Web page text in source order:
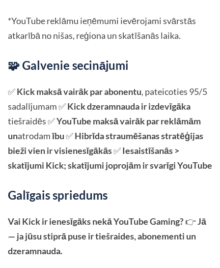
*YouTube reklāmu ieņēmumi ievērojami svārstās
atkarībā no nišas, reģiona un skatīšanās laika.
🧩 Galvenie secinājumi
✅Kick maksā vairāk par abonentu, pateicoties 95/5
sadalījumam ✅Kick dzeramnauda ir izdevīgāka
tiešraidēs ✅YouTube maksā vairāk par reklāmām
unatrodamību✅Hibrīda straumēšanas stratēģijas
bieži vien ir visienesīgākās✅Iesaistīšanās >
skatījumi Kick; skatījumi joprojām ir svarīgi YouTube
Galīgais spriedums
Vai Kick ir ienesīgāks nekā YouTube Gaming?👉Jā
— ja jūsu stiprā puse ir tiešraides, abonementi un
dzeramnauda.